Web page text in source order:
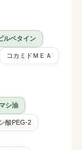
ルベタイン
コカミドＭＥＡ
シ油
酸PEG-2